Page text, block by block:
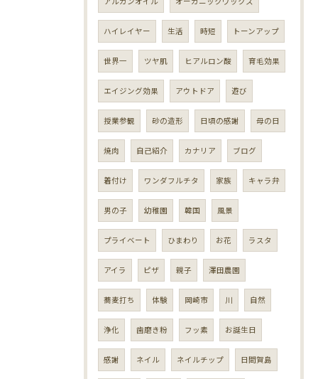
ハイレイヤー 生活 時短 トーンアップ
世界一 ツヤ肌 ヒアルロン酸 育毛効果
エイジング効果 アウトドア 遊び
授業参観 砂の造形 日頃の感謝 母の日
焼肉 自己紹介 カナリア ブログ
着付け ワンダフルチタ 家族 キャラ弁
男の子 幼稚園 韓国 風景
プライベート ひまわり お花 ラスタ
アイラ ピザ 親子 澤田農園
蕎麦打ち 体験 岡崎市 川 自然
浄化 歯磨き粉 フッ素 お誕生日
感謝 ネイル ネイルチップ 日間賀島